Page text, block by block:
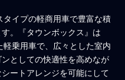
タイプの軽商用車で豊富な積
。『タウンボックス』は
軽乗用車で、広々とした室内
としての快適性を高めなが
ートアレンジを可能にして